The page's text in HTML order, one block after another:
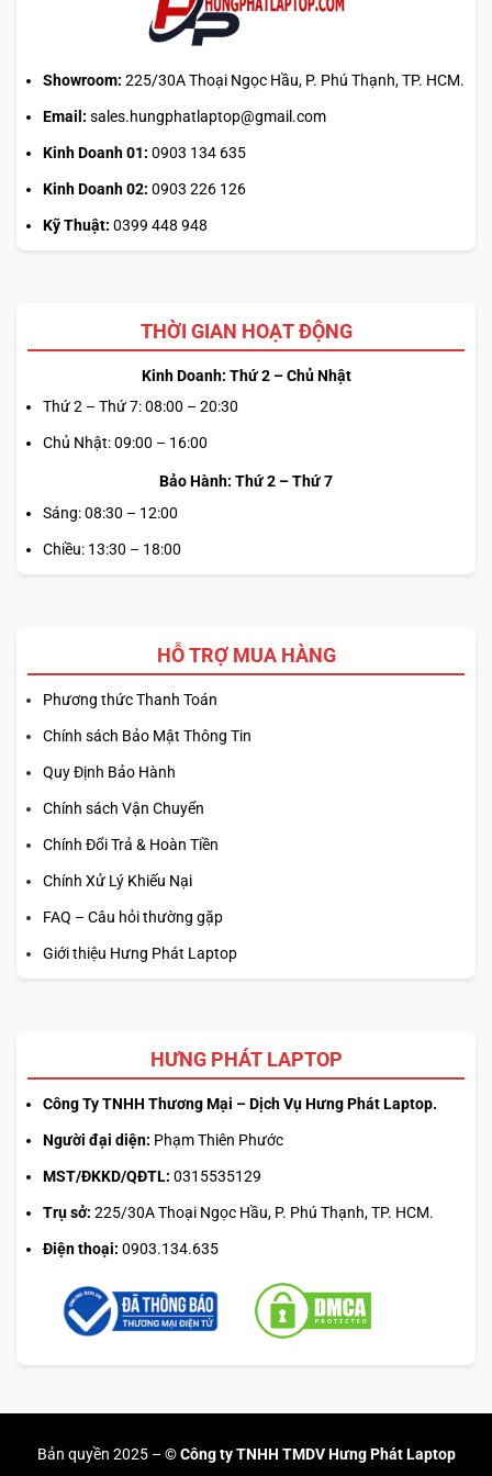
Laptop SSD 1TB cho khả năng lưu trữ vừa đủ. Với nhu cầu
máy phải mạnh, mượt mà thì SSD là yếu tố không thể thiếu
dụng, tốc độ khởi động máy dưới 10 giây ấn tượng. Không
gian lưu trữ sẽ được mở rộng khi nâng cấp SSD, thích hợp
để lưu trữ các tập tin, ứng dụng lớn (hỗ trợ nâng cấp lên
MÀN HÌNH CHUẨN OLED ĐỘC ĐÁO, CHÌM
ĐẮM TRONG KHÔNG GIAN HIỂN THỊ BỨC
Kích thước16 inchcùng độ phân giải lên đến
sáng 550 nits trên tấm nền OLED
mọi nội dung trên màn hình. Công nghệ OLED tích hợp là
loại chuẩn nền có bộ lọc màu sắc riêng nên cho màu đen
sâu, gam màu rộng, tiết kiệm điện, độ tương phản cao từ
100% DCI-P3 mang lại khả năng tái tạo màu sắc cực tốt.
AN TOÀN, HOẠT ĐỘNG ỔN ĐỊNH NĂNG
SUẤT VỚI NHIỀU TIỆN ÍCH KÈM MÁY
Bảo mật vân tay
cho phép người dùng đăng nhập nhanh
và nhạy qua thao tác chạm, tiết kiệm thời gian mà không
thời bảo vệ camera khỏi bụi bẩn xâm phạm.
Showroom: 225/30A Thoại Ngọc Hầu, P. Phú Thạnh, TP. HCM.
Email: sales.hungphatlaptop@gmail.com
Kinh Doanh 01: 0903 134 635
Kinh Doanh 02: 0903 226 126
Kỹ Thuật: 0399 448 948
THỜI GIAN HOẠT ĐỘNG
Kinh Doanh: Thứ 2 – Chủ Nhật
Thứ 2 – Thứ 7: 08:00 – 20:30
Chủ Nhật: 09:00 – 16:00
Bảo Hành: Thứ 2 – Thứ 7
Sáng: 08:30 – 12:00
Chiều: 13:30 – 18:00
HỖ TRỢ MUA HÀNG
Phương thức Thanh Toán
Chính sách Bảo Mật Thông Tin
Quy Định Bảo Hành
Chính sách Vận Chuyển
Chính Đổi Trả & Hoàn Tiền
Chính Xử Lý Khiếu Nại
FAQ – Câu hỏi thường gặp
Giới thiệu Hưng Phát Laptop
HƯNG PHÁT LAPTOP
Công Ty TNHH Thương Mại – Dịch Vụ Hưng Phát Laptop.
Người đại diện: Phạm Thiên Phước
MST/ĐKKD/QĐTL: 0315535129
Trụ sở: 225/30A Thoại Ngọc Hầu, P. Phú Thạnh, TP. HCM.
Điện thoại: 0903.134.635
Bản quyền 2025 – © Công ty TNHH TMDV Hưng Phát Laptop